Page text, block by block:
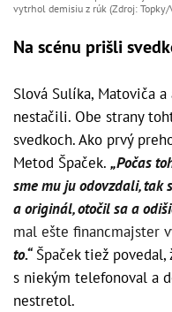
vytrhol demisiu z rúk (Zdroj:
Na scénu prišli
Slová Sulíka, Matoviča
nestačili. Obe strany
svedkoch. Ako prvý
Metod Špaček. „Počas
sme mu ju odovzdali, tak
a originál, otočil sa a
mal ešte financmajster
to.“Špaček tiež povedal,
s niekým telefonoval a
nestretol.